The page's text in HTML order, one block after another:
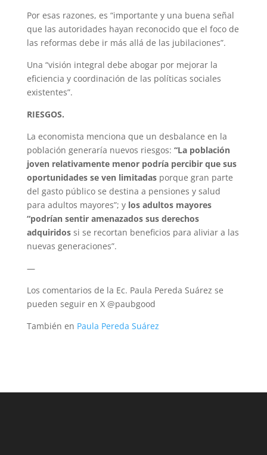
Por esas razones, es “importante y una buena señal
que las autoridades hayan reconocido que el foco de
las reformas debe ir más allá de las jubilaciones”.
Una “visión integral debe abogar por mejorar la
eficiencia y coordinación de las políticas sociales
existentes”.
RIESGOS.
La economista menciona que un desbalance en la
población generaría nuevos riesgos: “La población
joven relativamente menor podría percibir que sus
oportunidades se ven limitadasporque gran parte
del gasto público se destina a pensiones y salud
para adultos mayores”; y los adultos mayores
“podrían sentir amenazados sus derechos
adquiridossi se recortan beneficios para aliviar a las
nuevas generaciones”.
—
Los comentarios de la Ec. Paula Pereda Suárez se
pueden seguir en X @paubgood
También en Paula Pereda Suárez